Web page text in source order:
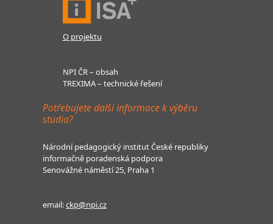
O projektu
NPI ČR – obsah
TREXIMA – technické řešení
Potřebujete další informace k výběru
studia?
Národní pedagogický institut České republiky
informačně poradenská podpora
Senovážné náměstí 25, Praha 1
email:ckp@npi.cz